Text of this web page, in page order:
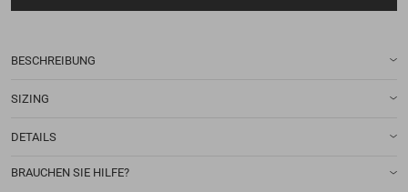
BESCHREIBUNG
SIZING
DETAILS
BRAUCHEN SIE HILFE?